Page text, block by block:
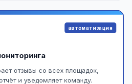
автоматизация
отзывы со всех площадок,
и уведомляет команду.